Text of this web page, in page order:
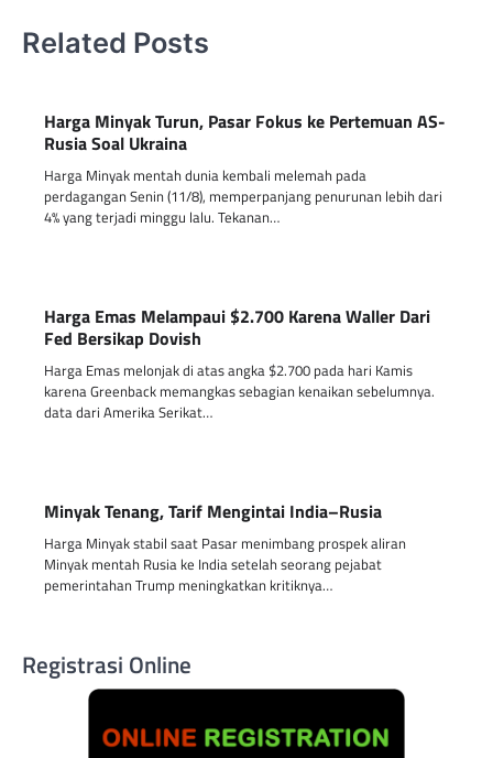
Related Posts
Harga Minyak Turun, Pasar Fokus ke Pertemuan AS-
Rusia Soal Ukraina
Harga Minyak mentah dunia kembali melemah pada
perdagangan Senin (11/8), memperpanjang penurunan lebih dari
4% yang terjadi minggu lalu. Tekanan…
Harga Emas Melampaui $2.700 Karena Waller Dari
Fed Bersikap Dovish
Harga Emas melonjak di atas angka $2.700 pada hari Kamis
karena Greenback memangkas sebagian kenaikan sebelumnya.
data dari Amerika Serikat…
Minyak Tenang, Tarif Mengintai India–Rusia
Harga Minyak stabil saat Pasar menimbang prospek aliran
Minyak mentah Rusia ke India setelah seorang pejabat
pemerintahan Trump meningkatkan kritiknya…
Registrasi Online